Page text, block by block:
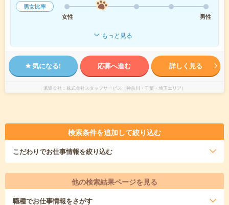
男女比率
女性
男性
もっと見る
気になる! 応募へ進む 詳しく見る
派遣会社 株式会社スタッフサービス（神奈川・千葉・埼玉エリア）
検索条件を追加して絞り込む
こだわりでお仕事情報を絞り込む
他の検索結果ページを見る
職種でお仕事情報をさがす